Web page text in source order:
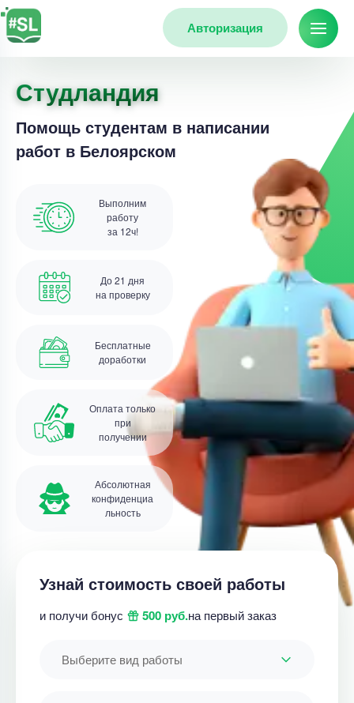
Авторизация
Студландия
Помощь студентам в написании
работ в Белоярском
Выполним
работу
за 12ч!
До 21 дня
на проверку
Бесплатные
доработки
Оплата только
при
получении
Абсолютная
конфиденциа
льность
Узнай стоимость своей работы
и получи бонус 500 руб.на первый заказ
Выберите вид работы